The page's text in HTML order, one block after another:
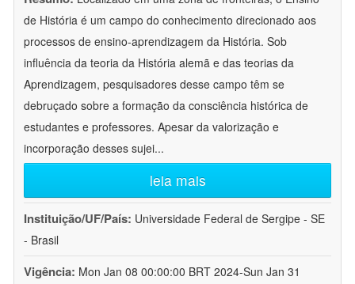
de História é um campo do conhecimento direcionado aos
processos de ensino-aprendizagem da História. Sob
influência da teoria da História alemã e das teorias da
Aprendizagem, pesquisadores desse campo têm se
debruçado sobre a formação da consciência histórica de
estudantes e professores. Apesar da valorização e
incorporação desses sujei...
leia mais
Instituição/UF/País: Universidade Federal de Sergipe - SE
- Brasil
Vigência: Mon Jan 08 00:00:00 BRT 2024-Sun Jan 31